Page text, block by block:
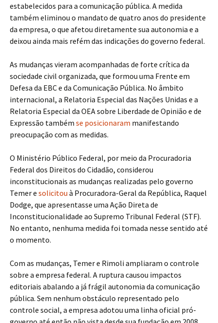
estabelecidos para a comunicação pública. A medida
também eliminou o mandato de quatro anos do presidente
da empresa, o que afetou diretamente sua autonomia e a
deixou ainda mais refém das indicações do governo federal.
As mudanças vieram acompanhadas de forte crítica da
sociedade civil organizada, que formou uma Frente em
Defesa da EBC e da Comunicação Pública. No âmbito
internacional, a Relatoria Especial das Nações Unidas e a
Relatoria Especial da OEA sobre Liberdade de Opinião e de
Expressão também se posicionaram manifestando
preocupação com as medidas.
O Ministério Público Federal, por meio da Procuradoria
Federal dos Direitos do Cidadão, considerou
inconstitucionais as mudanças realizadas pelo governo
Temer e solicitou à Procuradora-Geral da República, Raquel
Dodge, que apresentasse uma Ação Direta de
Inconstitucionalidade ao Supremo Tribunal Federal (STF).
No entanto, nenhuma medida foi tomada nesse sentido até
o momento.
Com as mudanças, Temer e Rimoli ampliaram o controle
sobre a empresa federal. A ruptura causou impactos
editoriais abalando a já frágil autonomia da comunicação
pública. Sem nenhum obstáculo representado pelo
controle social, a empresa adotou uma linha oficial pró-